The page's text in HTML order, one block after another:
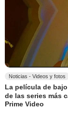
Noticias - Videos y fotos
La película de
de las series más
Prime Video